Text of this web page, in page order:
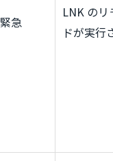
緊急
LNK の
ドが実行